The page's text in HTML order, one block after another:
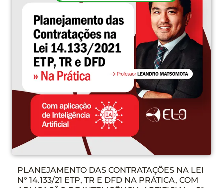
PLANEJAMENTO DAS CONTRATAÇÕES NA LEI
N° 14.133/21 ETP, TR E DFD NA PRÁTICA, COM